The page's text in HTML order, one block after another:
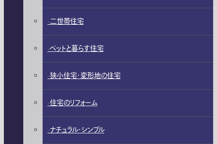
二世帯住宅
ペットと暮らす住宅
狭小住宅・変形地の住宅
住宅のリフォーム
ナチュラル・シンプル